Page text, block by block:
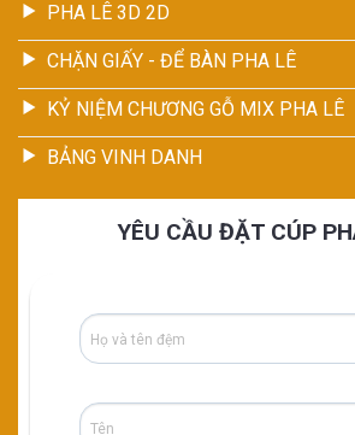
PHA LÊ 3D 2D
CHẶN GIẤY - ĐỂ BÀN PHA LÊ
KỶ NIỆM CHƯƠNG GỖ MIX PHA LÊ
BẢNG VINH DANH
YÊU CẦU ĐẶT CÚP